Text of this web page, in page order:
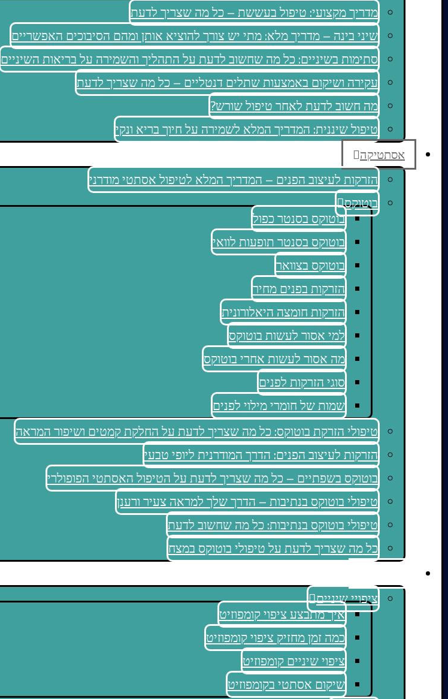
מדריך מקצועי: טיפול בעששת – כל מה שצריך לדעת
שיני בינה – מדריך מלא: מתי יש צורך להוציא אותן ומהם הסיבוכים האפשריים
סתימות בשיניים: כל מה שחשוב לדעת על התהליך והשמירה על בריאות השיניים
עקירה ושיקום באמצעות שתלים דנטליים – כל מה שצריך לדעת
מה חשוב לדעת לאחר טיפול שורש?
טיפול שיננית: המדריך המלא לשמירה על חיוך בריא ונקי
אסתטיקה
הזרקות לעיצוב הפנים – המדריך המלא לטיפול אסתטי מודרני
בוטוקס
בוטוקס בסנטר כפול
בוטוקס בסנטר תופעות לוואי
בוטוקס בצוואר
הזרקות בפנים מחיר
הזרקות חומצה היאלורונית
למי אסור לעשות בוטוקס
מה אסור לעשות אחרי בוטוקס
סוגי הזרקות לפנים
שמות של חומרי מילוי לפנים
טיפולי הזרקת בוטוקס: כל מה שצריך לדעת על החלקת קמטים ושיפור המראה
הזרקות לעיצוב הפנים: הדרך המודרנית ליופי טבעי
בוטוקס בשפתיים – כל מה שצריך לדעת על הטיפול האסתטי הפופולרי
טיפולי בוטוקס בנתיבות – הדרך שלך למראה צעיר ורענן
טיפולי בוטוקס בנתיבות: כל מה שחשוב לדעת
כל מה שצריך לדעת על טיפולי בוטוקס במצח
ציפויי שיניים
איך מתבצע ציפוי קומפוזיט
כמה זמן מחזיק ציפוי קומפוזיט
ציפוי שיניים קומפוזיט
שיקום אסתטי בקומפוזיט